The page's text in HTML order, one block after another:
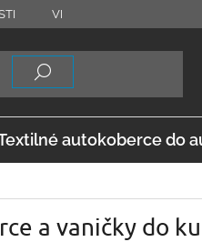
VRÁTENIE TOVARU
autokoberce do
a vaničky do